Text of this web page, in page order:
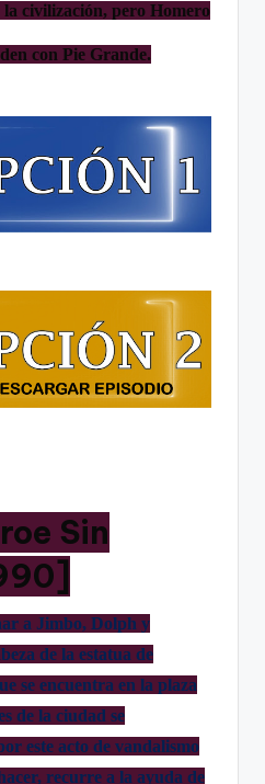
civilización, pero Homero
con Pie Grande.
Sin
a Jimbo, Dolph y
de la estatua de
se encuentra en la plaza
de la ciudad se
este acto de vandalismo
recurre a la ayuda de